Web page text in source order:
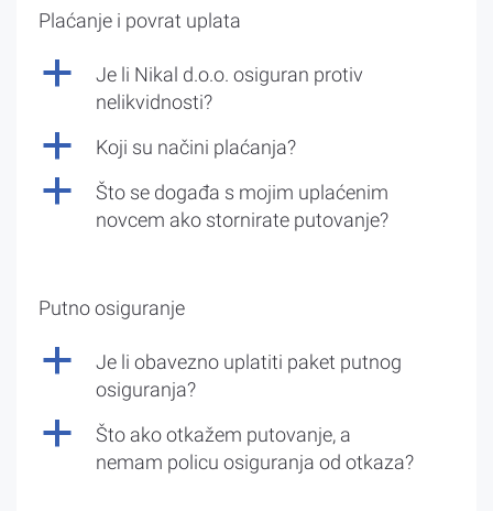
Plaćanje i povrat uplata
a
Je li Nikal d.o.o. osiguran protiv
nelikvidnosti?
a Koji su načini plaćanja?
a
Što se događa s mojim uplaćenim
novcem ako stornirate putovanje?
Putno osiguranje
a
Je li obavezno uplatiti paket putnog
osiguranja?
a
Što ako otkažem putovanje, a
nemam policu osiguranja od otkaza?